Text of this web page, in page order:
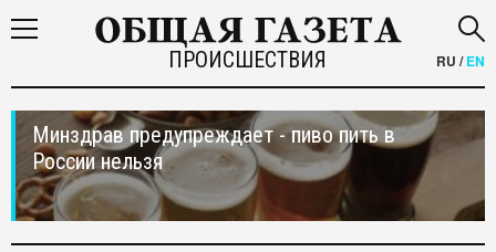
ПРОИСШЕСТВИЯ RU /EN
Минздрав предупреждает - пиво пить в
России нельзя